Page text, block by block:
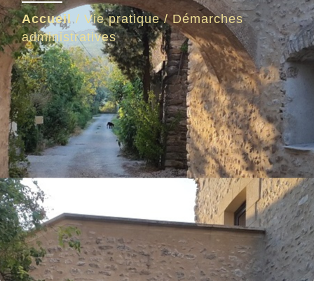
Accueil/ Vie pratique/Démarches
administratives